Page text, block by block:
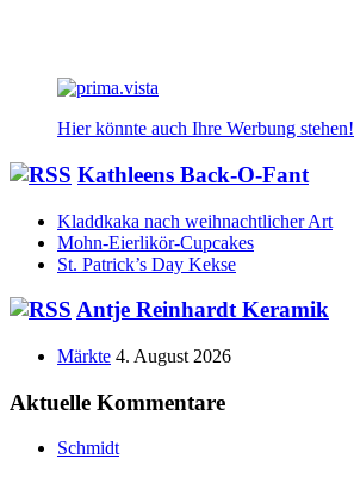
Hier könnte auch Ihre Werbung stehen!
Kathleens Back-O-Fant
Kladdkaka nach weihnachtlicher Art
Mohn-Eierlikör-Cupcakes
St. Patrick’s Day Kekse
Antje Reinhardt Keramik
Märkte 4. August 2026
Aktuelle Kommentare
Schmidt